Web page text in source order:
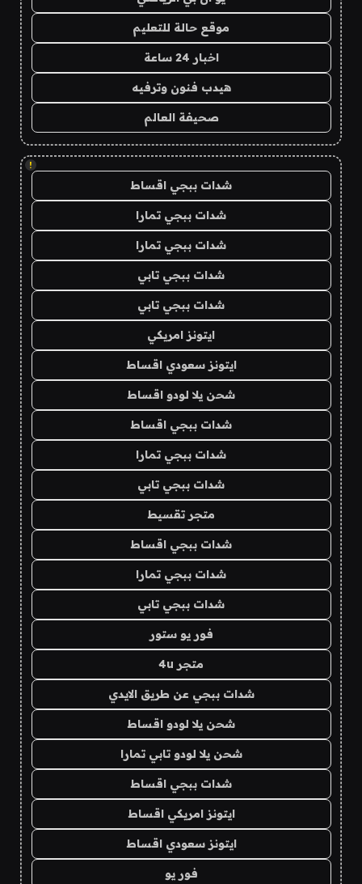
موقع حالة للتعليم
اخبار 24 ساعة
هيدب فنون وترفيه
صحيفة العالم
!
شدات ببجي اقساط
شدات ببجي تمارا
شدات ببجي تمارا
شدات ببجي تابي
شدات ببجي تابي
ايتونز امريكي
ايتونز سعودي اقساط
شحن يلا لودو اقساط
شدات ببجي اقساط
شدات ببجي تمارا
شدات ببجي تابي
متجر تقسيط
شدات ببجي اقساط
شدات ببجي تمارا
شدات ببجي تابي
فور يو ستور
متجر 4u
شدات ببجي عن طريق الايدي
شحن يلا لودو اقساط
شحن يلا لودو تابي تمارا
شدات ببجي اقساط
ايتونز امريكي اقساط
ايتونز سعودي اقساط
فور يو